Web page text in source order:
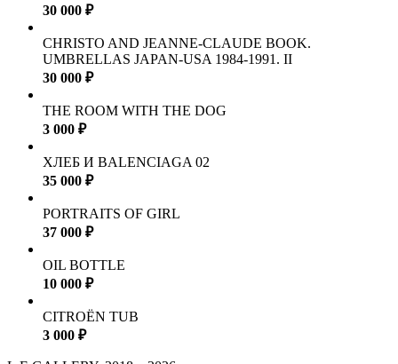
30 000 ₽
CHRISTO AND JEANNE-CLAUDE BOOK.
UMBRELLAS JAPAN-USA 1984-1991. II
30 000 ₽
THE ROOM WITH THE DOG
3 000 ₽
ХЛЕБ И BALENCIAGA 02
35 000 ₽
PORTRAITS OF GIRL
37 000 ₽
OIL BOTTLE
10 000 ₽
CITROЁN TUB
3 000 ₽